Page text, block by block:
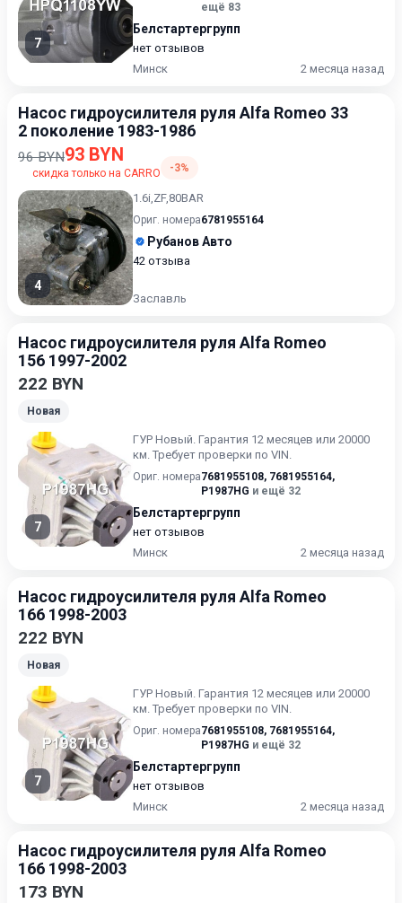
7
ещё 83
Белстартергрупп
нет отзывов
Минск
2 месяца назад
Насос гидроусилителя руля Alfa Romeo 33
2 поколение 1983-1986
96 BYN93 BYN
скидка только на CARRO -3%
4
1.6i,ZF,80BAR
Ориг. номера6781955164
Рубанов Авто
42 отзыва
Заславль
Насос гидроусилителя руля Alfa Romeo
156 1997-2002
222 BYN
Новая
7
ГУР Новый. Гарантия 12 месяцев или 20000
км. Требует проверки по VIN.
Ориг. номера7681955108, 7681955164,
P1987HG и ещё 32
Белстартергрупп
нет отзывов
Минск
2 месяца назад
Насос гидроусилителя руля Alfa Romeo
166 1998-2003
222 BYN
Новая
7
ГУР Новый. Гарантия 12 месяцев или 20000
км. Требует проверки по VIN.
Ориг. номера7681955108, 7681955164,
P1987HG и ещё 32
Белстартергрупп
нет отзывов
Минск
2 месяца назад
Насос гидроусилителя руля Alfa Romeo
166 1998-2003
173 BYN